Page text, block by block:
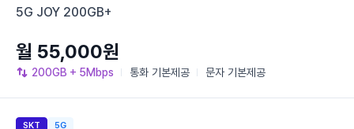
5G JOY 200GB+
200GB + 5Mbps 통화 기본제공 문자 기본제공
월 55,000원
SKT 5G